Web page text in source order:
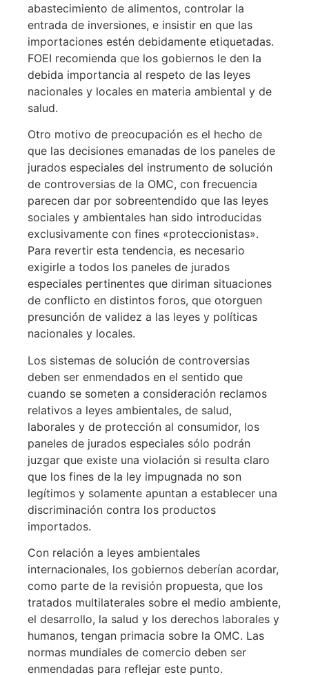
abastecimiento de alimentos, controlar la
entrada de inversiones, e insistir en que las
importaciones estén debidamente etiquetadas.
FOEI recomienda que los gobiernos le den la
debida importancia al respeto de las leyes
nacionales y locales en materia ambiental y de
salud.
Otro motivo de preocupación es el hecho de
que las decisiones emanadas de los paneles de
jurados especiales del instrumento de solución
de controversias de la OMC, con frecuencia
parecen dar por sobreentendido que las leyes
sociales y ambientales han sido introducidas
exclusivamente con fines «proteccionistas».
Para revertir esta tendencia, es necesario
exigirle a todos los paneles de jurados
especiales pertinentes que diriman situaciones
de conflicto en distintos foros, que otorguen
presunción de validez a las leyes y políticas
nacionales y locales.
Los sistemas de solución de controversias
deben ser enmendados en el sentido que
cuando se someten a consideración reclamos
relativos a leyes ambientales, de salud,
laborales y de protección al consumidor, los
paneles de jurados especiales sólo podrán
juzgar que existe una violación si resulta claro
que los fines de la ley impugnada no son
legítimos y solamente apuntan a establecer una
discriminación contra los productos
importados.
Con relación a leyes ambientales
internacionales, los gobiernos deberían acordar,
como parte de la revisión propuesta, que los
tratados multilaterales sobre el medio ambiente,
el desarrollo, la salud y los derechos laborales y
humanos, tengan primacia sobre la OMC. Las
normas mundiales de comercio deben ser
enmendadas para reflejar este punto.